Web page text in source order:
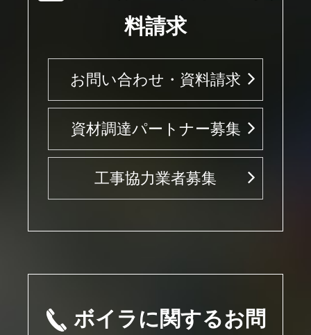
料請求
お問い合わせ・資料請求
資材調達パートナー募集
工事協力業者募集
ボイラに関するお問